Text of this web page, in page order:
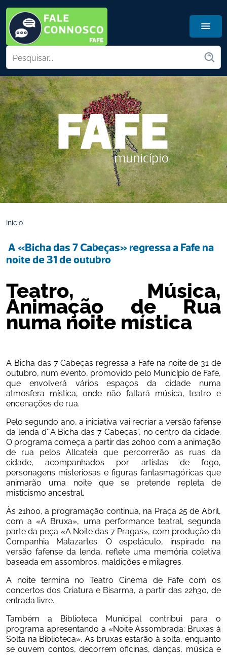
Início
noite de 31 de outubro
Teatro, Música,
Animação de Rua
numa noite mística
A Bicha das 7 Cabeças regressa a Fafe na noite de 31 de
outubro, num evento, promovido pelo Município de Fafe,
que envolverá vários espaços da cidade numa
atmosfera mística, onde não faltará música, teatro e
encenações de rua.
Pelo segundo ano, a iniciativa vai recriar a versão fafense
da lenda d'“A Bicha das 7 Cabeças”, no centro da cidade.
O programa começa a partir das 20h00 com a animação
de rua pelos Allcateia que percorrerão as ruas da
cidade, acompanhados por artistas de fogo,
personagens misteriosas e figuras fantasmagóricas que
animarão uma noite que se pretende repleta de
misticismo ancestral.
Às 21h00, a programação continua, na Praça 25 de Abril,
com a «A Bruxa», uma performance teatral, segunda
parte da peça «A Noite das 7 Pragas», com produção da
Companhia Malazartes. O espetáculo, inspirado na
versão fafense da lenda, reflete uma memória coletiva
baseada em assombros, maldições e milagres.
A noite termina no Teatro Cinema de Fafe com os
concertos dos Criatura e Bisarma, a partir das 22h30, de
entrada livre.
Também a Biblioteca Municipal contribui para o
programa apresentando a «Noite Assombrada: Bruxas à
Solta na Biblioteca». As bruxas estarão à solta, enquanto
se ouvem contos, decorrem oficinas, danças, música e